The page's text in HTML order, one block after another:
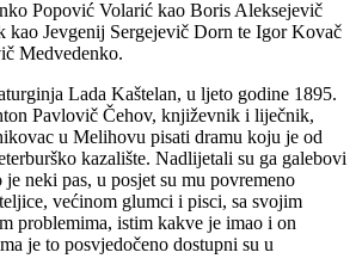
Popović Volarić kao Boris Aleksejevič
kao Jevgenij Sergejevič Dorn te Igor Kovač
Medvedenko.
Lada Kaštelan, u ljeto godine 1895.
Pavlovič Čehov, književnik i liječnik,
u Melihovu pisati dramu koju je od
kazalište. Nadlijetali su ga galebovi
neki pas, u posjet su mu povremeno
većinom glumci i pisci, sa svojim
problemima, istim kakve je imao i on
je to posvjedočeno dostupni su u